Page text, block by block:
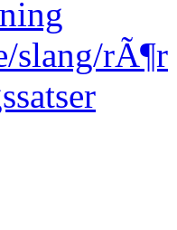
slang/rÃ¶r